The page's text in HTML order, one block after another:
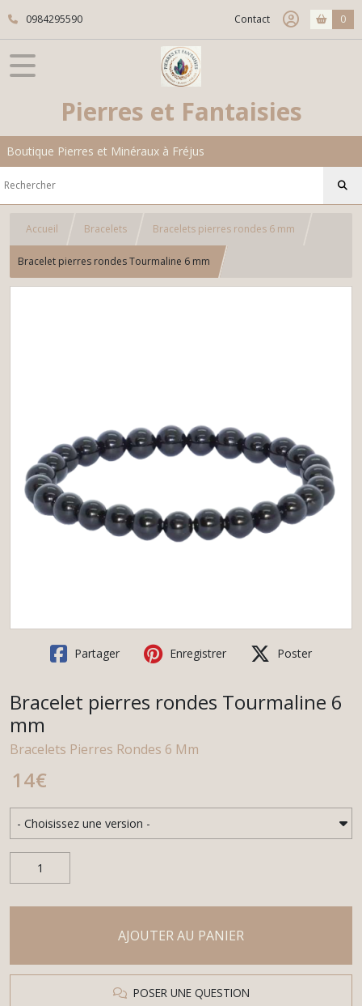
0984295590 Contact 0
Pierres et Fantaisies
Boutique Pierres et Minéraux à Fréjus
Accueil Bracelets Bracelets pierres rondes 6 mm
Bracelet pierres rondes Tourmaline 6 mm
Partager Enregistrer Poster
Bracelet pierres rondes Tourmaline 6
mm
Bracelets Pierres Rondes 6 Mm
14€
AJOUTER AU PANIER
POSER UNE QUESTION